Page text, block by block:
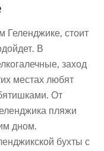
стоит
В
заход
местах любят
От
пляжи
дном.
бухты с